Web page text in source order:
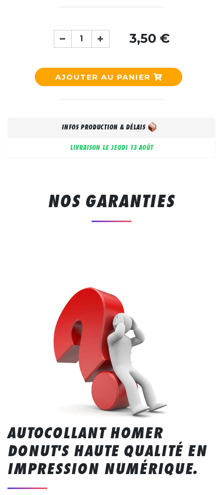
3,50 €
AJOUTER AU PANIER
INFOS PRODUCTION & DÉLAIS
LIVRAISON LEJEUDI 13 AOÛT
NOS GARANTIES
AUTOCOLLANT HOMER
DONUT'S HAUTE QUALITÉ EN
IMPRESSION NUMÉRIQUE.